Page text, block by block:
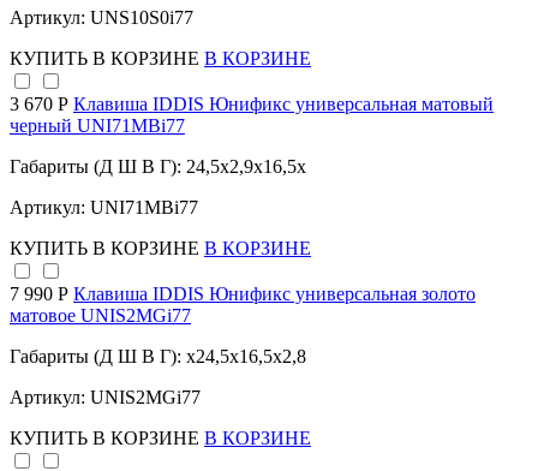
Артикул: UNS10S0i77
КУПИТЬ В КОРЗИНЕ В КОРЗИНЕ
3 670 Р Клавиша IDDIS Юнификс универсальная матовый
черный UNI71MBi77
Габариты (Д Ш В Г): 24,5x2,9x16,5x
Артикул: UNI71MBi77
КУПИТЬ В КОРЗИНЕ В КОРЗИНЕ
7 990 Р Клавиша IDDIS Юнификс универсальная золото
матовое UNIS2MGi77
Габариты (Д Ш В Г): x24,5x16,5x2,8
Артикул: UNIS2MGi77
КУПИТЬ В КОРЗИНЕ В КОРЗИНЕ